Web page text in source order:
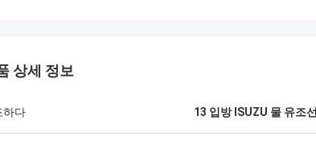
상세 정보
하다 13 입방 ISUZU 물 유조선